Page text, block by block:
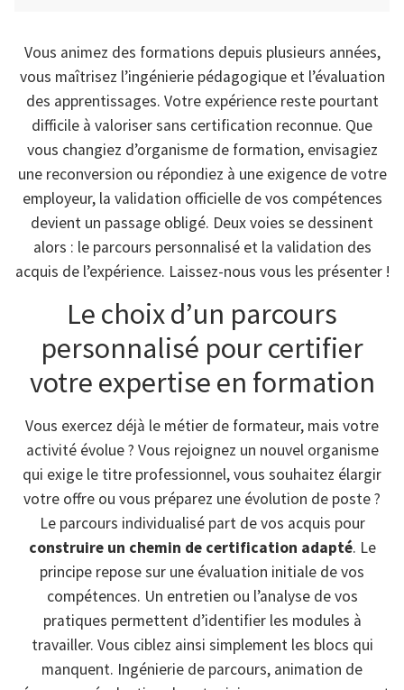
Vous animez des formations depuis plusieurs années,
vous maîtrisez l’ingénierie pédagogique et l’évaluation
des apprentissages. Votre expérience reste pourtant
difficile à valoriser sans certification reconnue. Que
vous changiez d’organisme de formation, envisagiez
une reconversion ou répondiez à une exigence de votre
employeur, la validation officielle de vos compétences
devient un passage obligé. Deux voies se dessinent
alors : le parcours personnalisé et la validation des
acquis de l’expérience. Laissez-nous vous les présenter !
Le choix d’un parcours
personnalisé pour certifier
votre expertise en formation
Vous exercez déjà le métier de formateur, mais votre
activité évolue ? Vous rejoignez un nouvel organisme
qui exige le titre professionnel, vous souhaitez élargir
votre offre ou vous préparez une évolution de poste ?
Le parcours individualisé part de vos acquis pour
construire un chemin de certification adapté. Le
principe repose sur une évaluation initiale de vos
compétences. Un entretien ou l’analyse de vos
pratiques permettent d’identifier les modules à
travailler. Vous ciblez ainsi simplement les blocs qui
manquent. Ingénierie de parcours, animation de